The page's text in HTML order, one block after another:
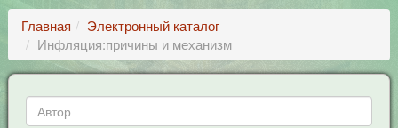
Главная
Электронный каталог
Инфляция:причины и механизм